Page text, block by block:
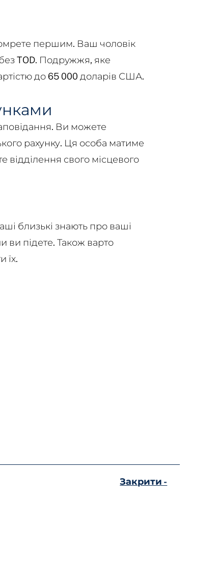
першим. Ваш чоловік
TOD. Подружжя, яке
до 65 000 доларів США.
Ви можете
рахунку. Ця особа матиме
відділення свого місцевого
близькі знають про ваші
ви підете. Також варто
їх.
Закрити -